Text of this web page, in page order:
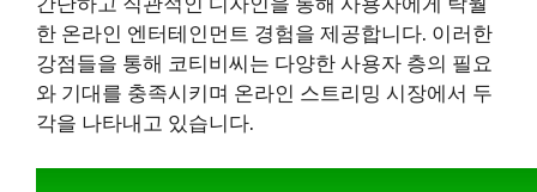
한 온라인 엔터테인먼트 경험을 제공합니다. 이러한
강점들을 통해 코티비씨는 다양한 사용자 층의 필요
와 기대를 충족시키며 온라인 스트리밍 시장에서 두
각을 나타내고 있습니다.